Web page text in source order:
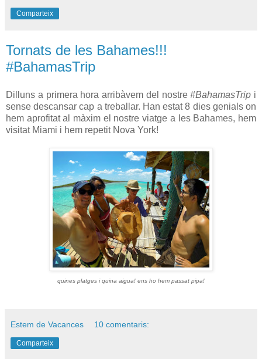
Comparteix
Tornats de les Bahames!!!
#BahamasTrip
Dilluns a primera hora arribàvem del nostre#BahamasTrip i
sense descansar cap a treballar. Han estat 8 dies genials on
hem aprofitat al màxim el nostre viatge a les Bahames, hem
visitat Miami i hem repetit Nova York!
quines platges i quina aigua! ens ho hem passat pipa!
Estem de Vacances 10 comentaris:
Comparteix